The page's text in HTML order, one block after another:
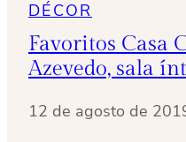
DÉCOR
Favoritos Casa
Azevedo, sala
12 de agosto de